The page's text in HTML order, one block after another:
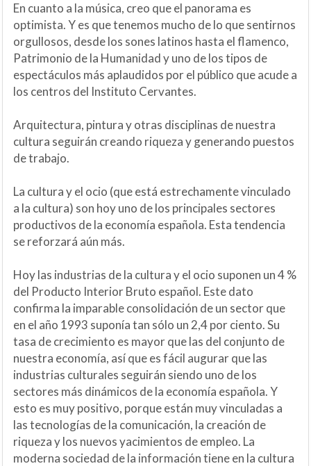
En cuanto a la música, creo que el panorama es
optimista. Y es que tenemos mucho de lo que sentirnos
orgullosos, desde los sones latinos hasta el flamenco,
Patrimonio de la Humanidad y uno de los tipos de
espectáculos más aplaudidos por el público que acude a
los centros del Instituto Cervantes.
Arquitectura, pintura y otras disciplinas de nuestra
cultura seguirán creando riqueza y generando puestos
de trabajo.
La cultura y el ocio (que está estrechamente vinculado
a la cultura) son hoy uno de los principales sectores
productivos de la economía española. Esta tendencia
se reforzará aún más.
Hoy las industrias de la cultura y el ocio suponen un 4 %
del Producto Interior Bruto español. Este dato
confirma la imparable consolidación de un sector que
en el año 1993 suponía tan sólo un 2,4 por ciento. Su
tasa de crecimiento es mayor que las del conjunto de
nuestra economía, así que es fácil augurar que las
industrias culturales seguirán siendo uno de los
sectores más dinámicos de la economía española. Y
esto es muy positivo, porque están muy vinculadas a
las tecnologías de la comunicación, la creación de
riqueza y los nuevos yacimientos de empleo. La
moderna sociedad de la información tiene en la cultura